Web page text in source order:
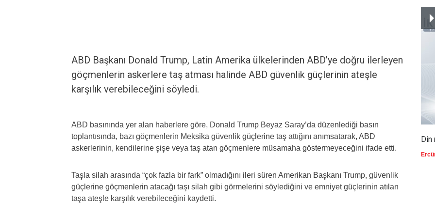
ABD Başkanı Donald Trump, Latin Amerika ülkelerinden ABD’ye doğru ilerleyen
göçmenlerin askerlere taş atması halinde ABD güvenlik güçlerinin ateşle
karşılık verebileceğini söyledi.
ABD basınında yer alan haberlere göre, Donald Trump Beyaz Saray’da düzenlediği basın
toplantısında, bazı göçmenlerin Meksika güvenlik güçlerine taş attığını anımsatarak, ABD
askerlerinin, kendilerine şişe veya taş atan göçmenlere müsamaha göstermeyeceğini ifade etti.
Taşla silah arasında “çok fazla bir fark” olmadığını ileri süren Amerikan Başkanı Trump, güvenlik
güçlerine göçmenlerin atacağı taşı silah gibi görmelerini söylediğini ve emniyet güçlerinin atılan
taşa ateşle karşılık verebileceğini kaydetti.
Din